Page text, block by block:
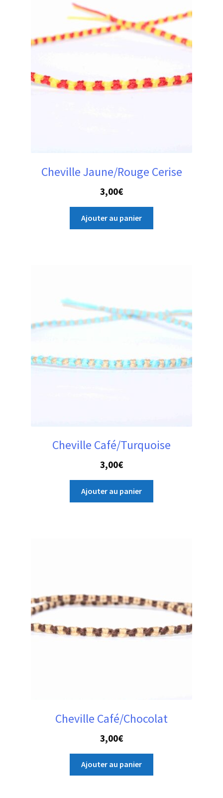
Cheville Jaune/Rouge Cerise
3,00€
Ajouter au panier
Cheville Café/Turquoise
3,00€
Ajouter au panier
Cheville Café/Chocolat
3,00€
Ajouter au panier